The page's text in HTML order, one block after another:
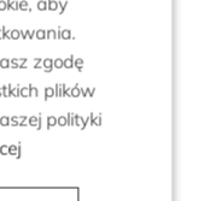
i zgodę
plików
polityki